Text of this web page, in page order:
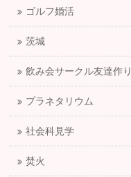
ゴルフ婚活
茨城
飲み会サークル友達作り
プラネタリウム
社会科見学
焚火